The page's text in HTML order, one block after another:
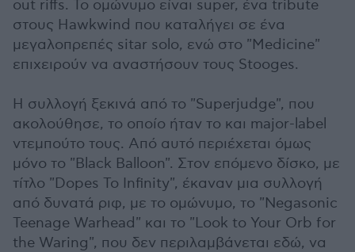
out riffs. Το ομώνυμο είναι super, ένα tribute
στους Hawkwind που καταλήγει σε ένα
μεγαλοπρεπές sitar solo, ενώ στο "Medicine"
επιχειρούν να αναστήσουν τους Stooges.
Η συλλογή ξεκινά από το "Superjudge", που
ακολούθησε, το οποίο ήταν το και major-label
ντεμπούτο τους. Από αυτό περιέχεται όμως
μόνο το "Black Balloon". Στον επόμενο δίσκο, με
τίτλο "Dopes To Infinity", έκαναν μια συλλογή
από δυνατά ριφ, με το ομώνυμο, το "Negasonic
Teenage Warhead" και το "Look to Your Orb for
the Waring", που δεν περιλαμβάνεται εδώ, να